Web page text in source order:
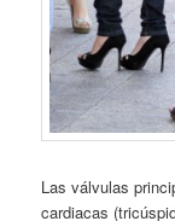
Las válvulas
cardiacas